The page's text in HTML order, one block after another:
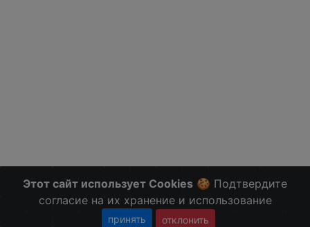
Этот сайт использует Cookies 🍪 Подтвердите
согласие на их хранение и использование
принять отклонить